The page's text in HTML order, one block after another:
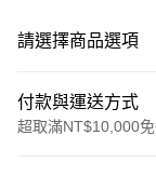
請選擇商品選項
付款與運送方式
超取滿NT$10,000